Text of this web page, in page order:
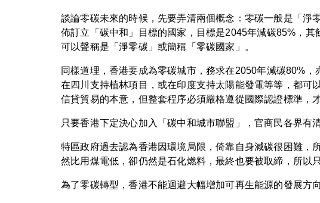
談論零碳未來的時候，先要弄清兩個概念：零碳一般是「淨
佈訂立「碳中和」目標的國家，目標是2045年減碳85%，
可以聲稱是「淨零碳」或簡稱「零碳國家」。
同樣道理，香港要成為零碳城市，務求在2050年減碳80%
在四川支持植林項目，或在印度支持太陽能發電等等，都可
信貸貿易的本意，但整套程序必須嚴格遵從國際認證標準，
只要香港下定決心加入「碳中和城市聯盟」，官商民各界有
特區政府過去認為香港因環境局限，倚靠自身減碳很困難
然比用煤電低，卻仍然是石化燃料，最終也要被取締，所以
為了零碳轉型，香港不能迴避大幅增加可再生能源的發展方